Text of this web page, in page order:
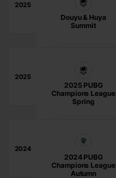
2025
Douyu & Huya
Summit
2025
2025 PUBG
Champions League
Spring
2024
2024 PUBG
Champions League
Autumn